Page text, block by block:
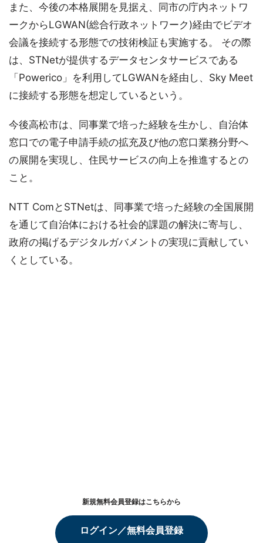
また、今後の本格展開を見据え、同市の庁内ネットワ
ークからLGWAN(総合行政ネットワーク)経由でビデオ
会議を接続する形態での技術検証も実施する。 その際
は、STNetが提供するデータセンタサービスである
「Powerico」を利用してLGWANを経由し、Sky Meet
に接続する形態を想定しているという。
今後高松市は、同事業で培った経験を生かし、自治体
窓口での電子申請手続の拡充及び他の窓口業務分野へ
の展開を実現し、住民サービスの向上を推進するとの
こと。
NTT ComとSTNetは、同事業で培った経験の全国展開
を通じて自治体における社会的課題の解決に寄与し、
政府の掲げるデジタルガバメントの実現に貢献してい
くとしている。
新規無料会員登録はこちらから
ログイン／無料会員登録